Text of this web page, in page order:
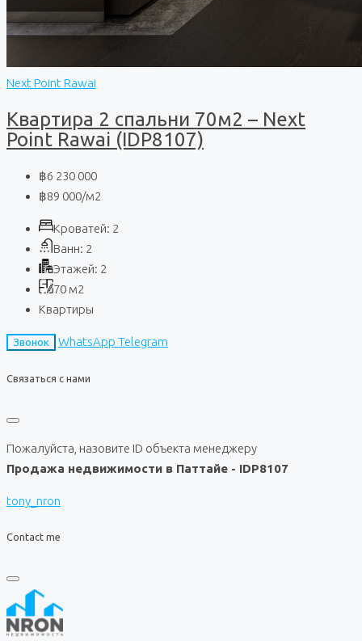
Next Point Rawai
Квартира 2 спальни 70м2 – Next
Point Rawai (IDP8107)
฿6 230 000
฿89 000/м2
Кроватей: 2
Ванн: 2
Этажей: 2
70 м2
Квартиры
Звонок WhatsApp Telegram
Связаться с нами
Пожалуйста, назовите ID объекта менеджеру
Продажа недвижимости в Паттайе - IDP8107
tony_nron
Contact me